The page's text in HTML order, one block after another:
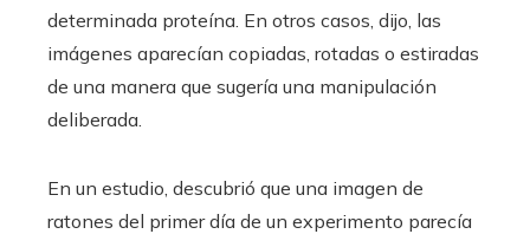
determinada proteína. En otros casos, dijo, las
imágenes aparecían copiadas, rotadas o estiradas
de una manera que sugería una manipulación
deliberada.
En un estudio, descubrió que una imagen de
ratones del primer día de un experimento parecía